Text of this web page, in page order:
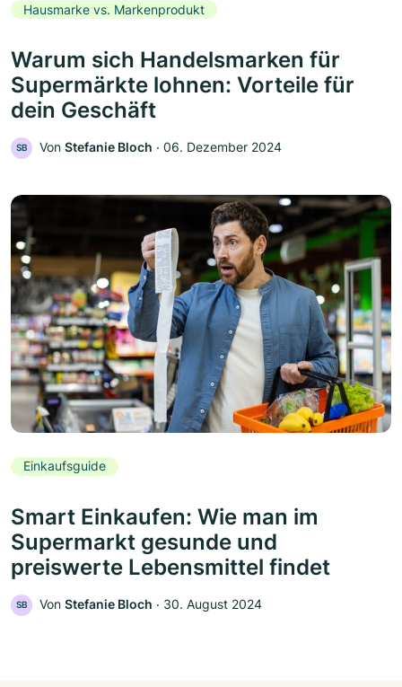
Hausmarke vs. Markenprodukt
Warum sich Handelsmarken für
Supermärkte lohnen: Vorteile für
dein Geschäft
SB Von Stefanie Bloch ‧ 06. Dezember 2024
Einkaufsguide
Smart Einkaufen: Wie man im
Supermarkt gesunde und
preiswerte Lebensmittel findet
SB Von Stefanie Bloch ‧ 30. August 2024